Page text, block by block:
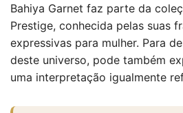
Bahiya Garnet faz parte da
Prestige, conhecida pelas suas
expressivas para mulher. Para
deste universo, pode também
uma interpretação igualmente